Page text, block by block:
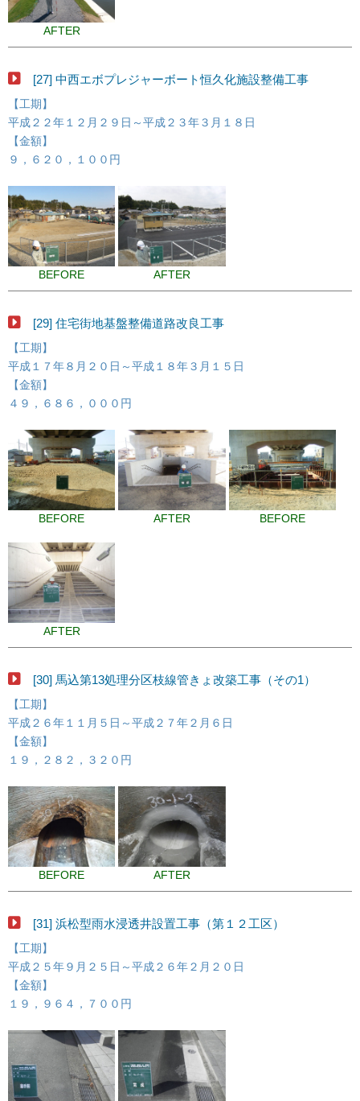
AFTER
[27] 中西エボプレジャーボート恒久化施設整備工事
【工期】
平成２２年１２月２９日～平成２３年３月１８日
【金額】
９，６２０，１００円
BEFORE AFTER
[29] 住宅街地基盤整備道路改良工事
【工期】
平成１７年８月２０日～平成１８年３月１５日
【金額】
４９，６８６，０００円
BEFORE AFTER BEFORE
AFTER
[30] 馬込第13処理分区枝線管きょ改築工事（その1）
【工期】
平成２６年１１月５日～平成２７年２月６日
【金額】
１９，２８２，３２０円
BEFORE AFTER
[31] 浜松型雨水浸透井設置工事（第１２工区）
【工期】
平成２５年９月２５日～平成２６年２月２０日
【金額】
１９，９６４，７００円